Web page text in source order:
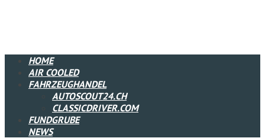
HOME
AIR COOLED
FAHRZEUGHANDEL
AUTOSCOUT24.CH
CLASSICDRIVER.COM
FUNDGRUBE
NEWS